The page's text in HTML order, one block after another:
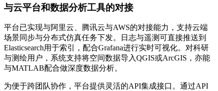
与云平台和数据分析工具的对接
平台已实现与阿里云、腾讯云与AWS的对接能力，支持云端
场景同步与分布式仿真任务下发。日志与遥测可直接推送到
Elasticsearch用于索引，配合Grafana进行实时可视化。对科研
与测绘用户，系统支持将空间数据导入QGIS或ArcGIS，亦能
与MATLAB配合做深度数据分析。
为便于跨团队协作，平台提供灵活的API集成接口。通过API